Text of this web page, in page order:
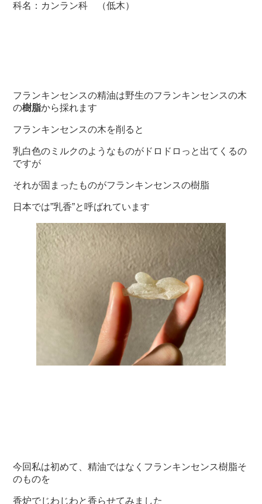
科名：カンラン科 （低木）
フランキンセンスの精油は野生のフランキンセンスの木
の樹脂から採れます
フランキンセンスの木を削ると
乳白色のミルクのようなものがドロドロっと出てくるの
ですが
それが固まったものがフランキンセンスの樹脂
日本では”乳香”と呼ばれています
今回私は初めて、精油ではなくフランキンセンス樹脂そ
のものを
香炉でじわじわと香らせてみました